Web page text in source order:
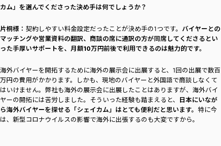
カム」を選んでくださった決め手は何でしょうか？
片桐様： 契約しやすい料金設定だったことが決め手の1つです。 バイヤーとの
マッチングや営業資料の翻訳、商談の席に通訳の方が同席してくださるとい
った手厚いサポートを、月額10万円前後で利用できるのは魅力的です。
海外バイヤーを開拓するために海外の展示会に出展すると、1回の出展で数百
万円の費用がかかります。しかも、現地のバイヤーと外国語で商談しなくて
はいけません。弊社も海外の展示会に出展したことはありますが、海外バイ
ヤーの開拓には苦労しました。そういった経験も踏まえると、 日本にいなが
ら海外バイヤーを探せる「シェイカム」はとても便利だと思います。 特に今
は、新型コロナウイルスの影響で海外に出張するのも大変ですから。